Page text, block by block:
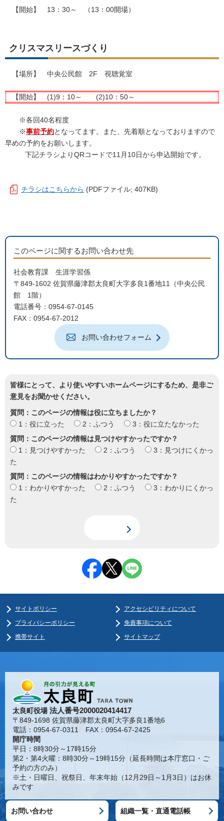
【開始】 13：30～ （13：00開場）
クリスマスリースづくり
【場所】 中央公民館 2F 視聴覚室
【開始】 (1)9：10～ (2)10：50～
※各回40名程度
※事前予約となってます。また、先着順となっておりますので
早めの予約をお願いします。
下記チラシよりQRコードで11月10日から申込開始です。
チラシはこちらから (PDFファイル; 407KB)
このページに関するお問い合わせ先
社会教育課 生涯学習係
〒849-1602 佐賀県藤津郡太良町大字多良1番地11（中央公民
館 1階）
電話番号：0954-67-0145
FAX：0954-67-2012
お問い合わせフォーム
皆様にとって、より使いやすいホームページにするため、是非ご
意見をお聞かせください。
質問：このページの情報は役に立ちましたか？
1：役に立った
2：ふつう
3：役に立たなかった
質問：このページの情報は見つけやすかったですか？
1：見つけやすかった
2：ふつう
3：見つけにくかっ
た
質問：このページの情報はわかりやすかったですか？
1：わかりやすかった
2：ふつう
3：わかりにくかっ
た
サイトポリシー
アクセシビリティについて
プライバシーポリシー
免責事項について
携帯サイト
サイトマップ
太良町役場法人番号2000020414417
〒849-1698 佐賀県藤津郡太良町大字多良1番地6
電話：0954-67-0311 FAX：0954-67-2425
開庁時間
平日：8時30分～17時15分
第2・第4火曜：8時30分～19時15分（延長時間は本庁窓口・ご
予約の方のみ）
※土・日曜日、祝祭日、年末年始（12月29日～1月3日）はお休
みです
お問い合わせ 組織一覧・直通電話帳